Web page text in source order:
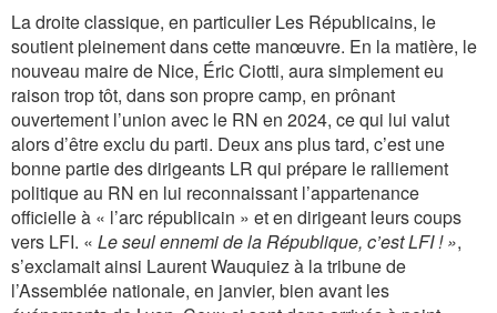
La droite classique, en particulier Les Républicains, le
soutient pleinement dans cette manœuvre. En la matière, le
nouveau maire de Nice, Éric Ciotti, aura simplement eu
raison trop tôt, dans son propre camp, en prônant
ouvertement l’union avec le RN en 2024, ce qui lui valut
alors d’être exclu du parti. Deux ans plus tard, c’est une
bonne partie des dirigeants LR qui prépare le ralliement
politique au RN en lui reconnaissant l’appartenance
officielle à « l’arc républicain » et en dirigeant leurs coups
vers LFI. « Le seul ennemi de la République, c’est LFI ! »,
s’exclamait ainsi Laurent Wauquiez à la tribune de
l’Assemblée nationale, en janvier, bien avant les